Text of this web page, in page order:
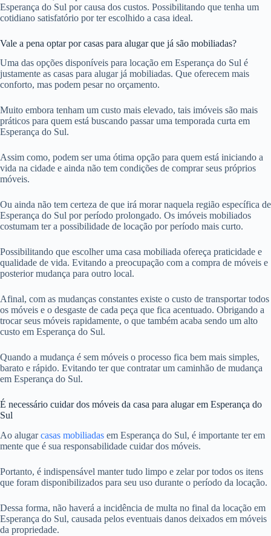
Esperança do Sul por causa dos custos. Possibilitando que tenha um
cotidiano satisfatório por ter escolhido a casa ideal.
Vale a pena optar por casas para alugar que já são mobiliadas?
Uma das opções disponíveis para locação em Esperança do Sul é
justamente as casas para alugar já mobiliadas. Que oferecem mais
conforto, mas podem pesar no orçamento.
Muito embora tenham um custo mais elevado, tais imóveis são mais
práticos para quem está buscando passar uma temporada curta em
Esperança do Sul.
Assim como, podem ser uma ótima opção para quem está iniciando a
vida na cidade e ainda não tem condições de comprar seus próprios
móveis.
Ou ainda não tem certeza de que irá morar naquela região específica de
Esperança do Sul por período prolongado. Os imóveis mobiliados
costumam ter a possibilidade de locação por período mais curto.
Possibilitando que escolher uma casa mobiliada ofereça praticidade e
qualidade de vida. Evitando a preocupação com a compra de móveis e
posterior mudança para outro local.
Afinal, com as mudanças constantes existe o custo de transportar todos
os móveis e o desgaste de cada peça que fica acentuado. Obrigando a
trocar seus móveis rapidamente, o que também acaba sendo um alto
custo em Esperança do Sul.
Quando a mudança é sem móveis o processo fica bem mais simples,
barato e rápido. Evitando ter que contratar um caminhão de mudança
em Esperança do Sul.
É necessário cuidar dos móveis da casa para alugar em Esperança do
Sul
Ao alugarcasas mobiliadas em Esperança do Sul, é importante ter em
mente que é sua responsabilidade cuidar dos móveis.
Portanto, é indispensável manter tudo limpo e zelar por todos os itens
que foram disponibilizados para seu uso durante o período da locação.
Dessa forma, não haverá a incidência de multa no final da locação em
Esperança do Sul, causada pelos eventuais danos deixados em móveis
da propriedade.